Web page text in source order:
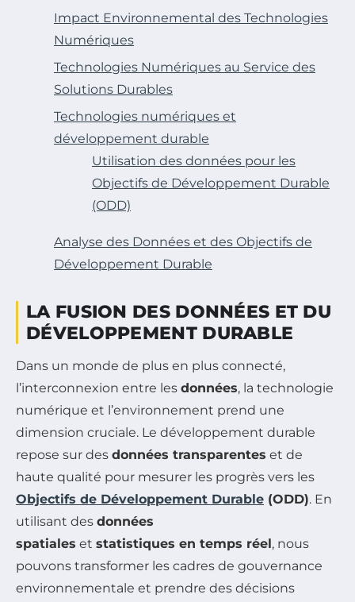
Impact Environnemental des Technologies
Numériques
Technologies Numériques au Service des
Solutions Durables
Technologies numériques et
développement durable
Utilisation des données pour les
Objectifs de Développement Durable
(ODD)
Analyse des Données et des Objectifs de
Développement Durable
LA FUSION DES DONNÉES ET DU
DÉVELOPPEMENT DURABLE
Dans un monde de plus en plus connecté,
l’interconnexion entre les données, la technologie
numérique et l’environnement prend une
dimension cruciale. Le développement durable
repose sur des données transparentes et de
haute qualité pour mesurer les progrès vers les
Objectifs de Développement Durable (ODD). En
utilisant des données
spatiales et statistiques en temps réel , nous
pouvons transformer les cadres de gouvernance
environnementale et prendre des décisions